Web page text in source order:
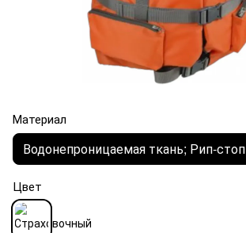
Материал
Водонепроницаемая ткань; Рип-стоп
Цвет